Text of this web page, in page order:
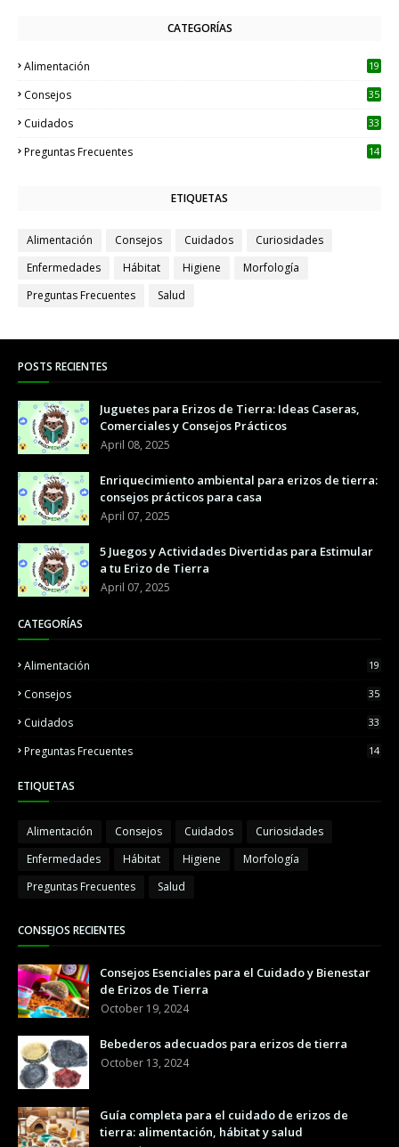
CATEGORÍAS
Alimentación 19
Consejos 35
Cuidados 33
Preguntas Frecuentes 14
ETIQUETAS
Alimentación Consejos Cuidados
Curiosidades
Enfermedades
Hábitat Higiene
Morfología
Preguntas Frecuentes
Salud
POSTS RECIENTES
Juguetes para Erizos de Tierra: Ideas Caseras,
Comerciales y Consejos Prácticos
April 08, 2025
Enriquecimiento ambiental para erizos de tierra:
consejos prácticos para casa
April 07, 2025
5 Juegos y Actividades Divertidas para Estimular
a tu Erizo de Tierra
April 07, 2025
CATEGORÍAS
Alimentación 19
Consejos 35
Cuidados 33
Preguntas Frecuentes 14
ETIQUETAS
Alimentación Consejos Cuidados
Curiosidades
Enfermedades
Hábitat Higiene
Morfología
Preguntas Frecuentes
Salud
CONSEJOS RECIENTES
Consejos Esenciales para el Cuidado y Bienestar
de Erizos de Tierra
October 19, 2024
Bebederos adecuados para erizos de tierra
October 13, 2024
Guía completa para el cuidado de erizos de
tierra: alimentación, hábitat y salud